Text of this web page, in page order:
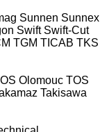
Sunnen Sunnex
Swift Swift-Cut
TGM TICAB TKS
Olomouc TOS
Takisawa